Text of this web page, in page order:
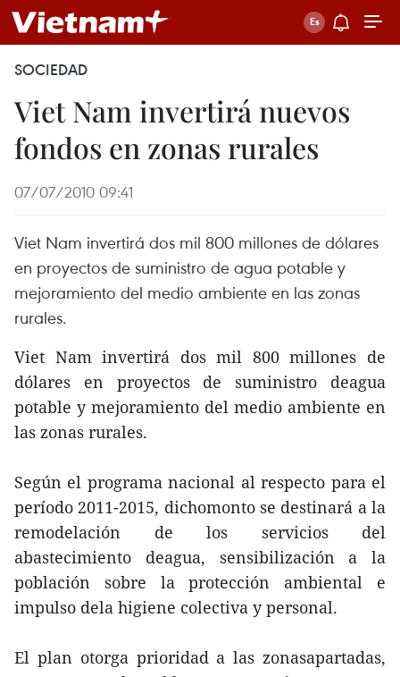
SOCIEDAD
Viet Nam invertirá nuevos
fondos en zonas rurales
07/07/2010 09:41
Viet Nam invertirá dos mil 800 millones de dólares
en proyectos de suministro de agua potable y
mejoramiento del medio ambiente en las zonas
rurales.
Viet Nam invertirá dos mil 800 millones de
dólares en proyectos de suministro deagua
potable y mejoramiento del medio ambiente en
las zonas rurales.
Según el programa nacional al respecto para el
período 2011-2015, dichomonto se destinará a la
remodelación de los servicios del
abastecimiento deagua, sensibilización a la
población sobre la protección ambiental e
impulso dela higiene colectiva y personal.
El plan otorga prioridad a las zonasapartadas,